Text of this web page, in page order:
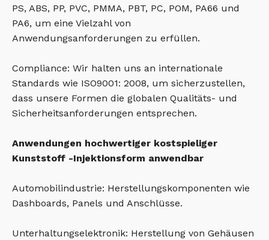
PS, ABS, PP, PVC, PMMA, PBT, PC, POM, PA66 und
PA6, um eine Vielzahl von
Anwendungsanforderungen zu erfüllen.
Compliance: Wir halten uns an internationale
Standards wie ISO9001: 2008, um sicherzustellen,
dass unsere Formen die globalen Qualitäts- und
Sicherheitsanforderungen entsprechen.
Anwendungen hochwertiger kostspieliger
Kunststoff -Injektionsform anwendbar
Automobilindustrie: Herstellungskomponenten wie
Dashboards, Panels und Anschlüsse.
Unterhaltungselektronik: Herstellung von Gehäusen